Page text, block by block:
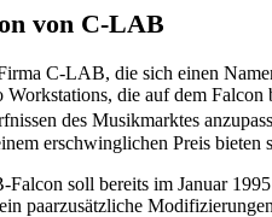
von C-LAB
C-LAB, die sich einen
die auf dem Falcon
des Musikmarktes
erschwinglichen Preis bieten
soll bereits im Januar
paarzusätzliche